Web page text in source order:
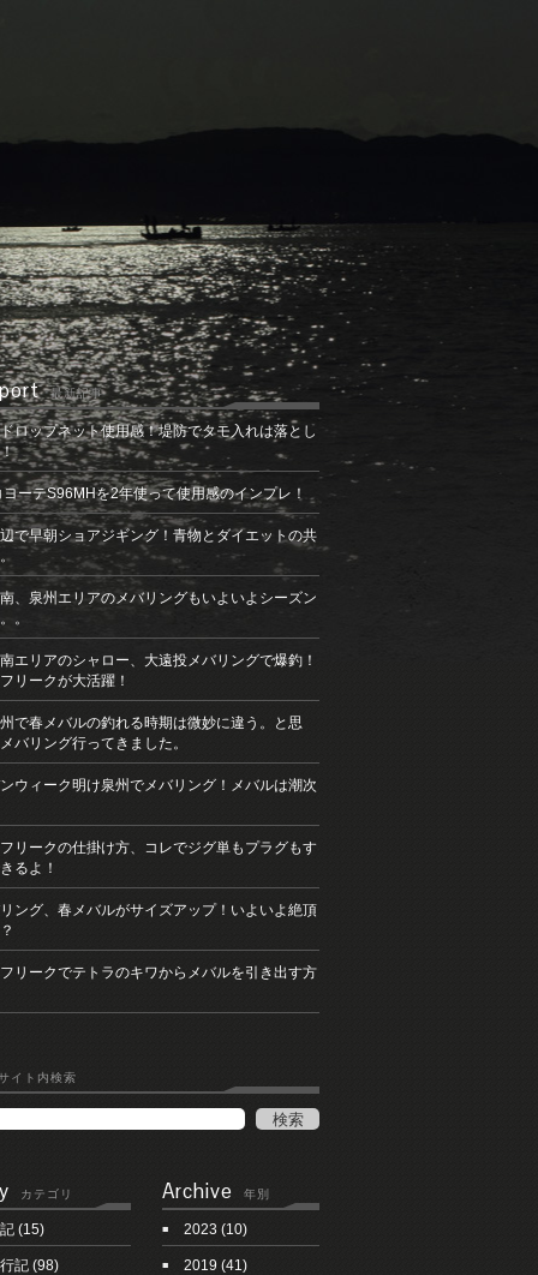
最新記事
ロップネット使用感！堤防でタモ入れは落とし
ーテS96MHを2年使って使用感のインプレ！
で早朝ショアジギング！青物とダイエットの共
、泉州エリアのメバリングもいよいよシーズン
。
エリアのシャロー、大遠投メバリングで爆釣！
リークが大活躍！
で春メバルの釣れる時期は微妙に違う。と思
バリング行ってきました。
ウィーク明け泉州でメバリング！メバルは潮次
リークの仕掛け方、コレでジグ単もプラグもす
るよ！
ング、春メバルがサイズアップ！いよいよ絶頂
リークでテトラのキワからメバルを引き出す方
イト内検索
カテゴリ
(15)
記 (98)
Archive 年別
2023 (10)
2019 (41)